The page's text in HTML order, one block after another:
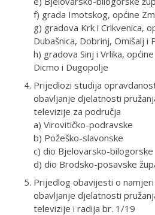
f) grada Imotskog, općine
g) gradova Krk i Crikvenica,
Dubašnica, Dobrinj, Omišalj i
h) gradova Sinj i Vrlika,
Dicmo i Dugopolje
Prijedlozi studija
obavljanje djelatnosti
televizije za područja
a) Virovitičko-podravske
b) Požeško-slavonske
c) dio Bjelovarsko-bilogorske
d) dio Brodsko-posavske
Prijedlog obavijesti o
obavljanje djelatnosti
televizije i radija br. 1/19